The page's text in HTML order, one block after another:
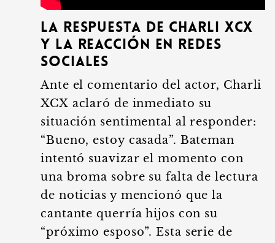
La respuesta de Charli XCX
y la reacción en redes
sociales
Ante el comentario del actor, Charli
XCX aclaró de inmediato su
situación sentimental al responder:
“Bueno, estoy casada”. Bateman
intentó suavizar el momento con
una broma sobre su falta de lectura
de noticias y mencionó que la
cantante querría hijos con su
“próximo esposo”. Esta serie de